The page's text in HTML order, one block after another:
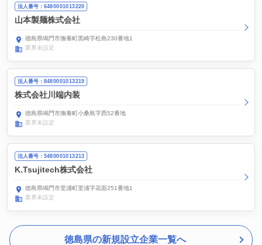
法人番号：6480001013220
山本製麺株式会社
徳島県鳴門市撫養町黒崎字松島230番地1
業界未設定
法人番号：8480001013219
株式会社川端内装
徳島県鳴門市撫養町小桑島字西52番地
業界未設定
法人番号：5480001013213
K.Tsujitech株式会社
徳島県鳴門市里浦町里浦字花面251番地1
業界未設定
徳島県の新規設立企業一覧へ